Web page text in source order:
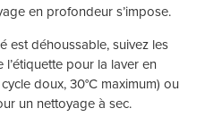
en profondeur s’impose.
est déhoussable, suivez les
pour la laver en
doux, 30°C maximum) ou
un nettoyage à sec.